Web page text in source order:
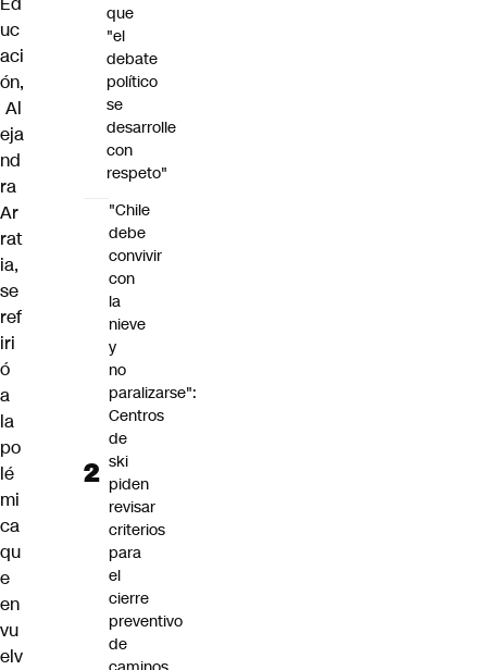
uc
aci
ón,
Al
eja
nd
ra
Ar
rat
ia,
se
ref
iri
ó
a
la
po
lé
mi
ca
qu
e
en
vu
elv
que
"el
debate
político
se
desarrolle
con
respeto"
"Chile
debe
convivir
con
la
nieve
y
no
paralizarse":
Centros
de
ski
piden
revisar
criterios
para
el
cierre
preventivo
de